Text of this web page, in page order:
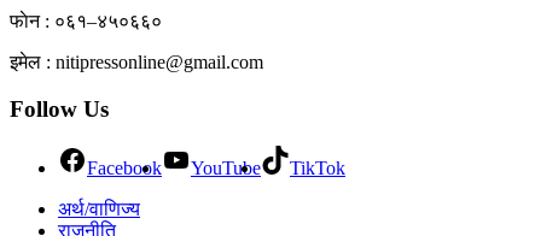
फाेन : ०६१–४५०६६०
इमेल : nitipressonline@gmail.com
Follow Us
Facebook YouTube
TikTok
अर्थ/वाणिज्य
राजनीति